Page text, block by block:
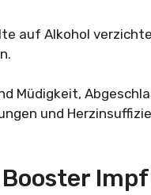
auf Alkohol
Müdigkeit,
und